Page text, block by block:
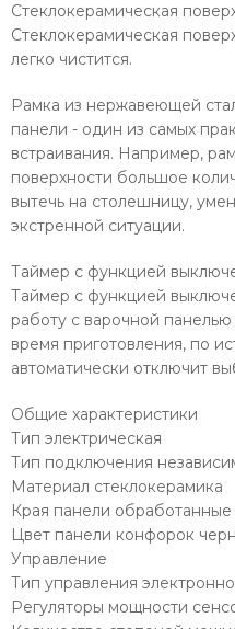
Стеклокерамическая
Стеклокерамическая
легко чистится.
Рамка из нержавеющей
панели - один из самых
встраивания. Например,
поверхности большое
вытечь на столешницу,
экстренной ситуации.
Таймер с функцией
Таймер с функцией
работу с варочной
время приготовления, по
автоматически отключит
Общие характеристики
Тип электрическая
Тип подключения
Материал стеклокерамика
Края панели
Цвет панели конфорок
Управление
Тип управления
Регуляторы мощности